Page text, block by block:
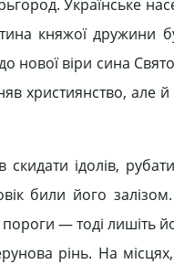
Українське
княжої дружини
нової віри сина
християнство, але
ідолів,
били його
— тоді лишіть
рінь. На